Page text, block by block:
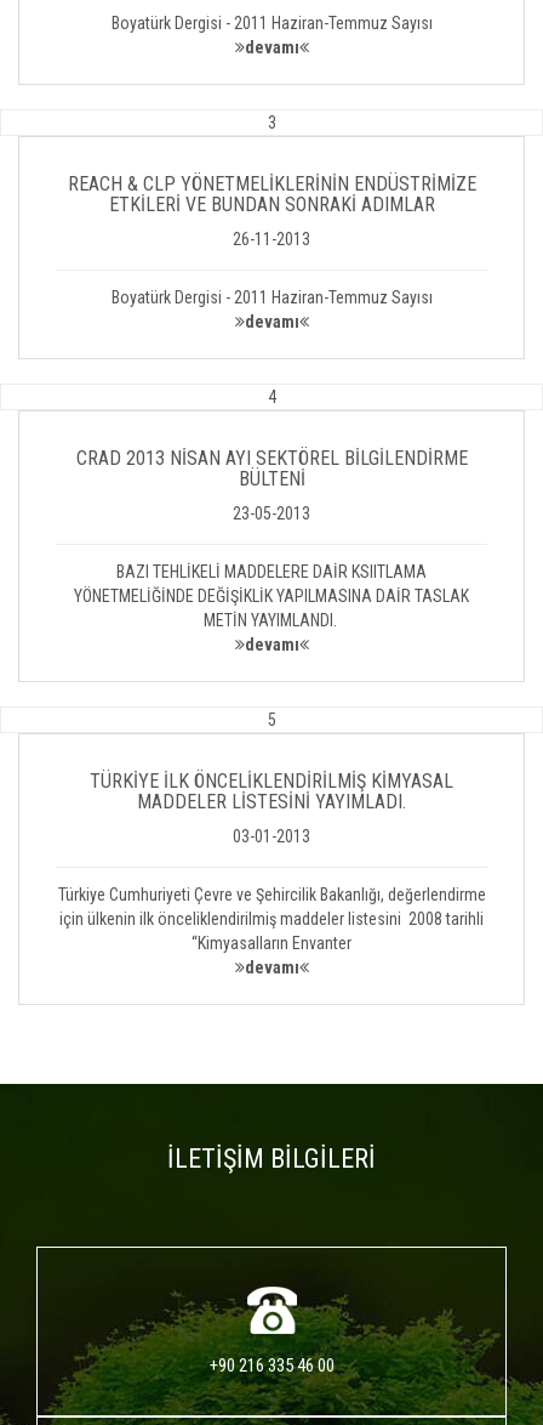
Boyatürk Dergisi - 2011 Haziran-Temmuz Sayısı
devamı
3
REACH & CLP YÖNETMELİKLERİNİN ENDÜSTRİMİZE
ETKİLERİ VE BUNDAN SONRAKİ ADIMLAR
26-11-2013
Boyatürk Dergisi - 2011 Haziran-Temmuz Sayısı
devamı
4
CRAD 2013 NİSAN AYI SEKTÖREL BİLGİLENDİRME
BÜLTENİ
23-05-2013
BAZI TEHLİKELİ MADDELERE DAİR KSIITLAMA
YÖNETMELİĞİNDE DEĞİŞİKLİK YAPILMASINA DAİR TASLAK
METİN YAYIMLANDI.
devamı
5
TÜRKİYE İLK ÖNCELİKLENDİRİLMİŞ KİMYASAL
MADDELER LİSTESİNİ YAYIMLADI.
03-01-2013
Türkiye Cumhuriyeti Çevre ve Şehircilik Bakanlığı, değerlendirme
için ülkenin ilk önceliklendirilmiş maddeler listesini 2008 tarihli
“Kimyasalların Envanter
devamı
İLETİŞİM BİLGİLERİ
+90 216 335 46 00